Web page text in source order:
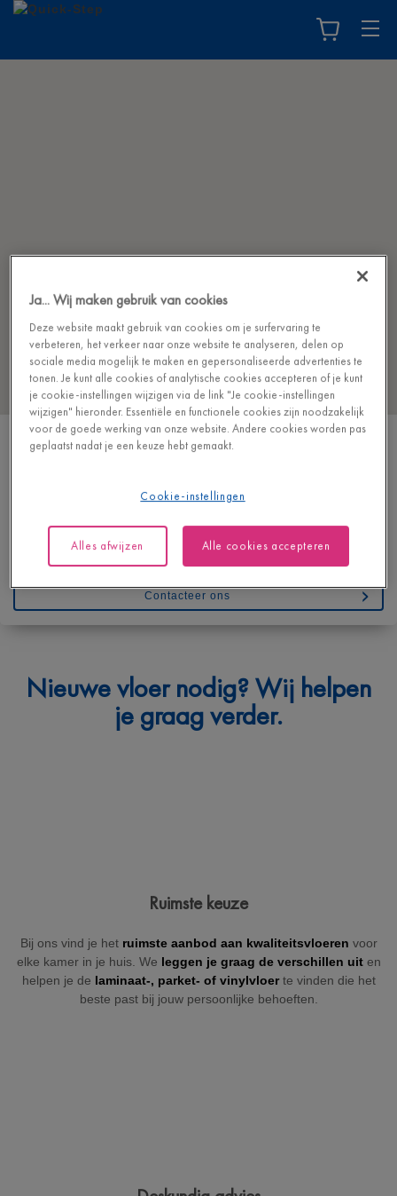
STOVE DECOR
BELGIË
+32 51309030
Contacteer ons
Geef hieronder je vraag in en we bezorgen je spoedig een
(indien nodig).
Nieuwe vloer nodig? Wij helpen
je graag verder.
Ruimste keuze
Bij ons vind je het ruimste aanbod aan kwaliteitsvloeren voor
elke kamer in je huis. We leggen je graag de verschillen uit en
helpen je de laminaat-, parket- of vinylvloerte vinden die het
beste past bij jouw persoonlijke behoeften.
Ja... Wij maken gebruik van cookies
Deze website maakt gebruik van cookies om je surfervaring te
verbeteren, het verkeer naar onze website te analyseren, delen op
sociale media mogelijk te maken en gepersonaliseerde advertenties te
tonen. Je kunt alle cookies of analytische cookies accepteren of je kunt
je cookie-instellingen wijzigen via de link "Je cookie-instellingen
wijzigen" hieronder. Essentiële en functionele cookies zijn noodzakelijk
voor de goede werking van onze website. Andere cookies worden pas
geplaatst nadat je een keuze hebt gemaakt.
Cookie-instellingen
Alles afwijzen Alle cookies accepteren